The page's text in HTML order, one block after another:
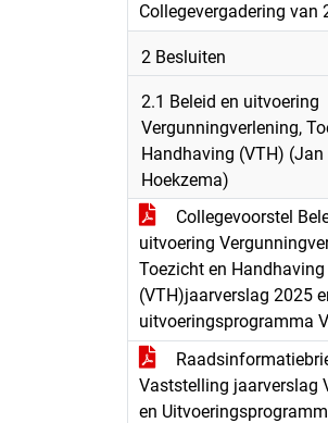
Collegevergadering van
2 Besluiten
2.1 Beleid en uitvoering
Vergunningverlening,
Handhaving (VTH) (Jan
Hoekzema)
Collegevoorstel
uitvoering
Toezicht en Handhaving
(VTH)jaarverslag 2025
uitvoeringsprogramma
Vaststelling jaarverslag
en